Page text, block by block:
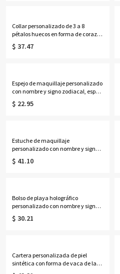
Collar personalizado de 3 a 8
pétalos huecos en forma de corazón
con piedras de nacimiento y
nombres, delicada joyería floral
$ 37.47
Espejo de maquillaje personalizado
con nombre y signo zodiacal, espejo
compacto doble con aumento
1x/2x, regalo de cumpleaños/boda
$ 22.95
Estuche de maquillaje
personalizado con nombre y signo
zodiacal, espejo con luz LED de tres
colores, joyero de viaje, regalo de
$ 41.10
Bolso de playa holográfico
personalizado con nombre y signo
zodiacal, bolso de mano
transparente iridiscente de PVC
$ 30.21
Cartera personalizada de piel
sintética con forma de vaca de las
Tierras Altas y nombre, bolso de